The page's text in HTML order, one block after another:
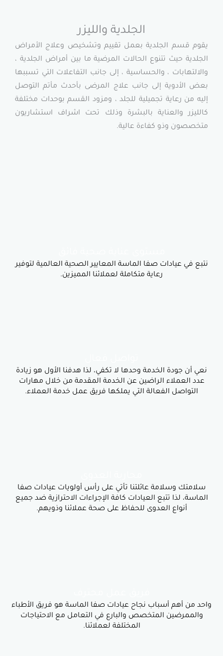
الجلدية والليزر
بعمل تقييم وتشخيص وعلاج الأمراض
تتنوع الحالات المرضية ما بين أمراض الجلدية ،
، والحساسية ، إلى جانب التفاعلات التي تسببها
إلى جانب علاج المرضى بأحدث مأتم التوصل
تجميلية للجلد ، ومزود القسم بوحدات مختلفة
بالبشرة وذلك تحت اشراف استشاريون
كفاءة عالية.
وحدها لا تكفي، لذا هدفنا الأول هو زيادة
الراضين عن الخدمة المقدمة من خلال مهارات
التي يملكها فريق عمل خدمة العملاء.
صفا الماسة المعايير الصحية العالمية لتوفير
رعاية متكاملة لعملائنا المميزين.
نجاح عيادات صفا الماسة هو فريق الأطباء
المتخصص والبارع في التعامل مع الاحتياجات
المختلفة لعملائنا.
عائلتنا تأتي على رأس أولويات عيادات صفا
العيادات كافة الإجراءات الاحترازية ضد جميع
العدوى للحفاظ على صحة عملائنا وذويهم.